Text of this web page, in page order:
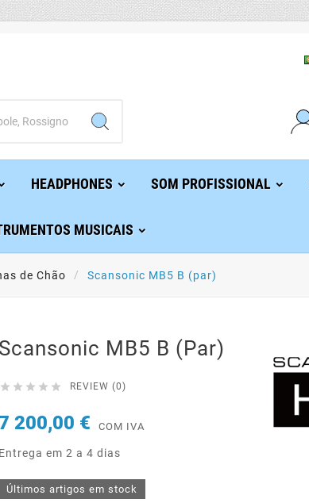
HEADPHONES SOM PROFISSIONAL
MUSICAIS
de Chão Scansonic MB5 B (par)
Scansonic MB5 B (par)
     REVIEW (0)
200,00 € COM IVA
Entrega em 2 a 4 dias
Últimos artigos em stock